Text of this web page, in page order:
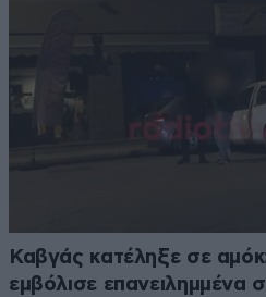
Καβγάς κατέληξε σε
εμβόλισε επανειλημμένα